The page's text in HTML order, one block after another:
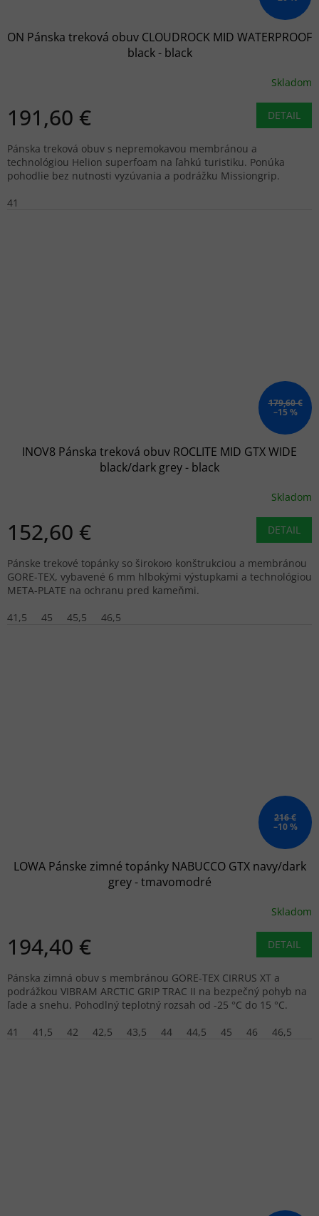
ON Pánska treková obuv CLOUDROCK MID WATERPROOF
black - black
Skladom
191,60 € DETAIL
Pánska treková obuv s nepremokavou membránou a
technológiou Helion superfoam na ľahkú turistiku. Ponúka
pohodlie bez nutnosti vyzúvania a podrážku Missiongrip.
41
179,60 €
–15 %
INOV8 Pánska treková obuv ROCLITE MID GTX WIDE
black/dark grey - black
Skladom
152,60 € DETAIL
Pánske trekové topánky so širokою konštrukciou a membránou
GORE-TEX, vybavené 6 mm hlbokými výstupkami a technológiou
META-PLATE na ochranu pred kameňmi.
41,5
45 45,5 46,5
216 €
–10 %
LOWA Pánske zimné topánky NABUCCO GTX navy/dark
grey - tmavomodré
Skladom
194,40 € DETAIL
Pánska zimná obuv s membránou GORE-TEX CIRRUS XT a
podrážkou VIBRAM ARCTIC GRIP TRAC II na bezpečný pohyb na
ľade a snehu. Pohodlný teplotný rozsah od -25 °C do 15 °C.
41
41,5 42 42,5 43,5 44 44,5 45 46 46,5